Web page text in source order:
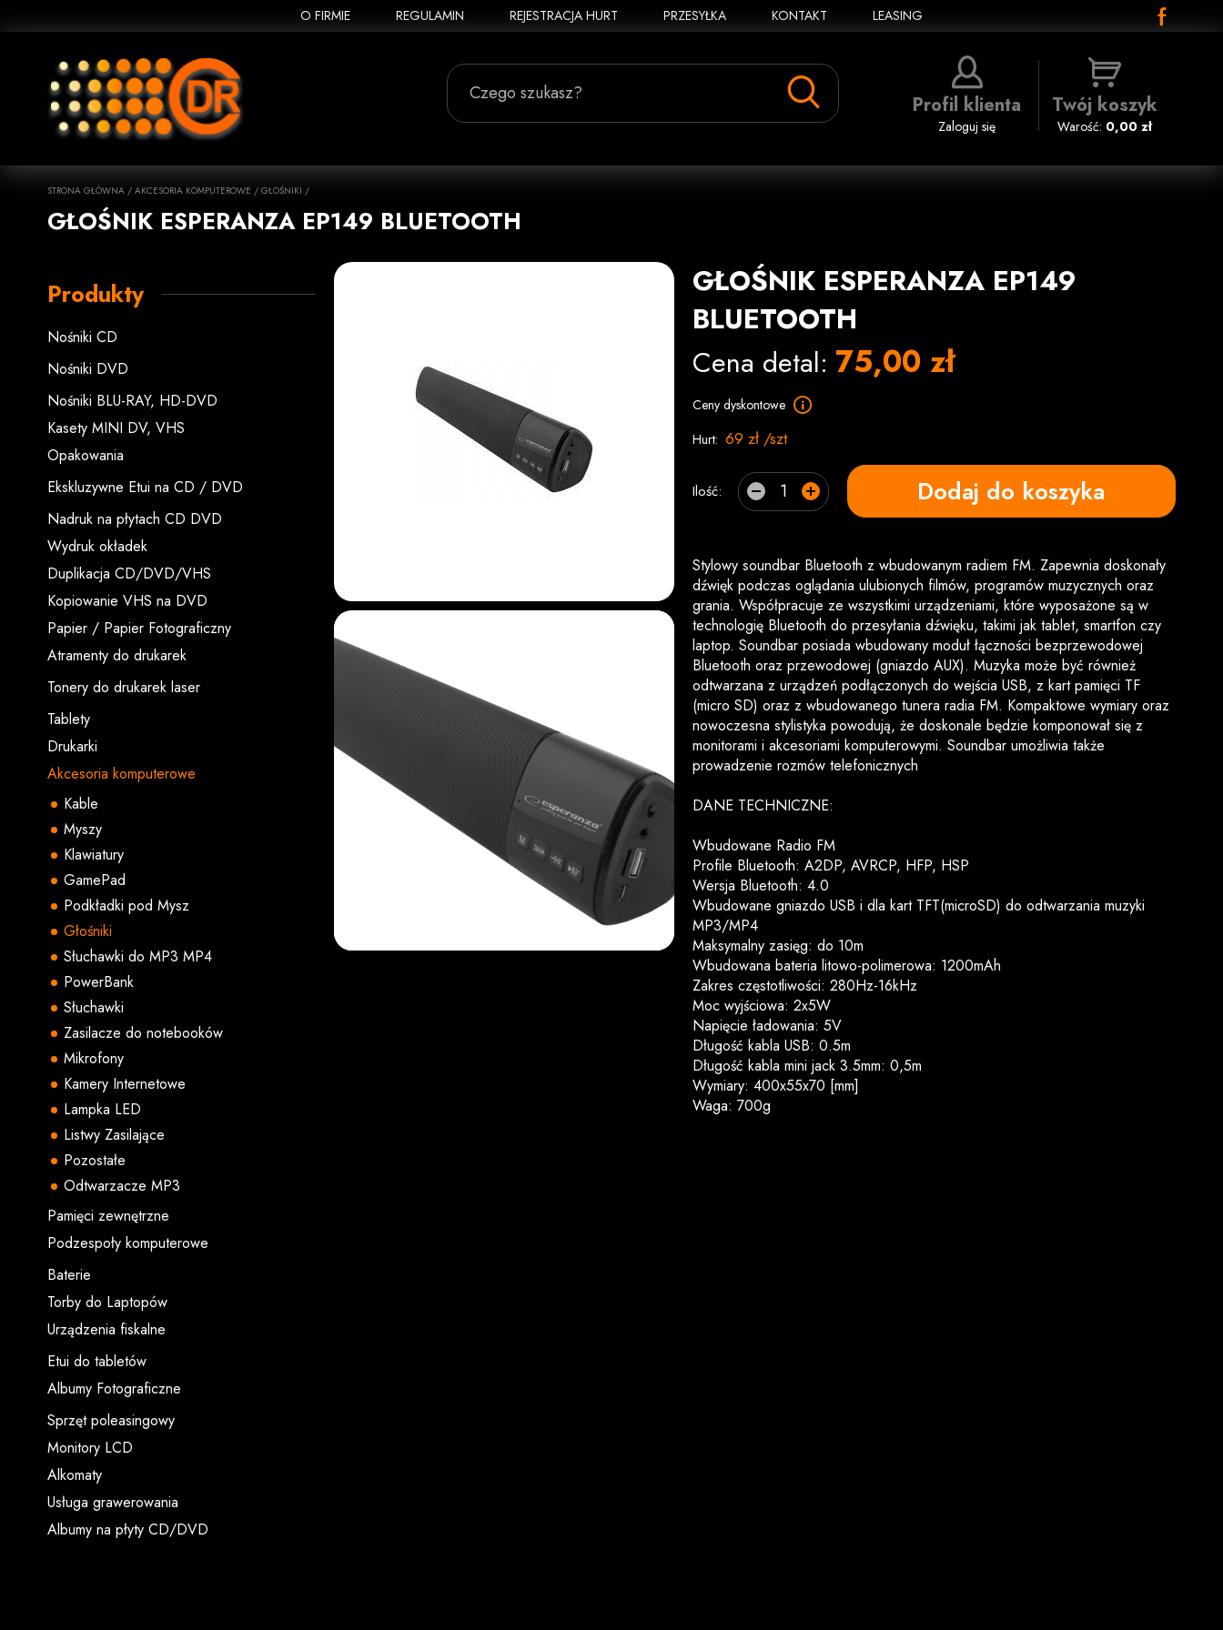
O FIRMIE REGULAMIN REJESTRACJA HURT PRZESYŁKA KONTAKT LEASING
Czego szukasz? Profil klienta
Zaloguj się
Twój koszyk
Warość: 0,00 zł
STRONA GŁÓWNA / AKCESORIA KOMPUTEROWE / GŁOŚNIKI /
GŁOŚNIK ESPERANZA EP149 BLUETOOTH
Produkty
Nośniki CD
Nośniki DVD
Nośniki BLU-RAY, HD-DVD
Kasety MINI DV, VHS
Opakowania
Ekskluzywne Etui na CD / DVD
Nadruk na płytach CD DVD
Wydruk okładek
Duplikacja CD/DVD/VHS
Kopiowanie VHS na DVD
Papier / Papier Fotograficzny
Atramenty do drukarek
Tonery do drukarek laser
Tablety
Drukarki
Akcesoria komputerowe
Kable
Myszy
Klawiatury
GamePad
Podkładki pod Mysz
Głośniki
Słuchawki do MP3 MP4
PowerBank
Słuchawki
Zasilacze do notebooków
Mikrofony
Kamery Internetowe
Lampka LED
Listwy Zasilające
Pozostałe
Odtwarzacze MP3
Pamięci zewnętrzne
Podzespoły komputerowe
Baterie
Torby do Laptopów
Urządzenia fiskalne
Etui do tabletów
Albumy Fotograficzne
Sprzęt poleasingowy
Monitory LCD
Alkomaty
Usługa grawerowania
Albumy na płyty CD/DVD
GŁOŚNIK ESPERANZA EP149
BLUETOOTH
Cena detal: 75,00 zł
Ceny dyskontowe
Hurt: 69 zł /szt
Ilość: Dodaj do koszyka
Stylowy soundbar Bluetooth z wbudowanym radiem FM. Zapewnia doskonały
dźwięk podczas oglądania ulubionych filmów, programów muzycznych oraz
grania. Współpracuje ze wszystkimi urządzeniami, które wyposażone są w
technologię Bluetooth do przesyłania dźwięku, takimi jak tablet, smartfon czy
laptop. Soundbar posiada wbudowany moduł łączności bezprzewodowej
Bluetooth oraz przewodowej (gniazdo AUX). Muzyka może być również
odtwarzana z urządzeń podłączonych do wejścia USB, z kart pamięci TF
(micro SD) oraz z wbudowanego tunera radia FM. Kompaktowe wymiary oraz
nowoczesna stylistyka powodują, że doskonale będzie komponował się z
monitorami i akcesoriami komputerowymi. Soundbar umożliwia także
prowadzenie rozmów telefonicznych
DANE TECHNICZNE:
Wbudowane Radio FM
Profile Bluetooth: A2DP, AVRCP, HFP, HSP
Wersja Bluetooth: 4.0
Wbudowane gniazdo USB i dla kart TFT(microSD) do odtwarzania muzyki
MP3/MP4
Maksymalny zasięg: do 10m
Wbudowana bateria litowo-polimerowa: 1200mAh
Zakres częstotliwości: 280Hz-16kHz
Moc wyjściowa: 2x5W
Napięcie ładowania: 5V
Długość kabla USB: 0.5m
Długość kabla mini jack 3.5mm: 0,5m
Wymiary: 400x55x70 [mm]
Waga: 700g